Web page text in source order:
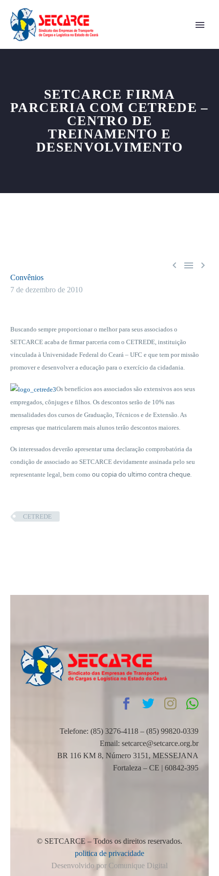
SETCARCE FIRMA
PARCERIA COM CETREDE –
CENTRO DE
TREINAMENTO E
DESENVOLVIMENTO
  
Convênios
7 de dezembro de 2010
Buscando sempre proporcionar o melhor para seus associados o
SETCARCE acaba de firmar parceria com o CETREDE, instituição
vinculada à Universidade Federal do Ceará – UFC e que tem por missão
promover e desenvolver a educação para o exercício da cidadania.
Os benefícios aos associados são extensivos aos seus
empregados, cônjuges e filhos. Os descontos serão de 10% nas
mensalidades dos cursos de Graduação, Técnicos e de Extensão. As
empresas que matricularem mais alunos terão descontos maiores.
Os interessados deverão apresentar uma declaração comprobatória da
condição de associado ao SETCARCE devidamente assinada pelo seu
representante legal, bem como ou copia do ultimo contra cheque
CETREDE
Telefone: (85) 3276-4118 – (85) 99820-0339
Email: setcarce@setcarce.org.br
BR 116 KM 8, Número 3151, MESSEJANA
Fortaleza – CE | 60842-395
© SETCARCE – Todos os direitos reservados.
politica de privacidade
Desenvolvido por Comunique Digital